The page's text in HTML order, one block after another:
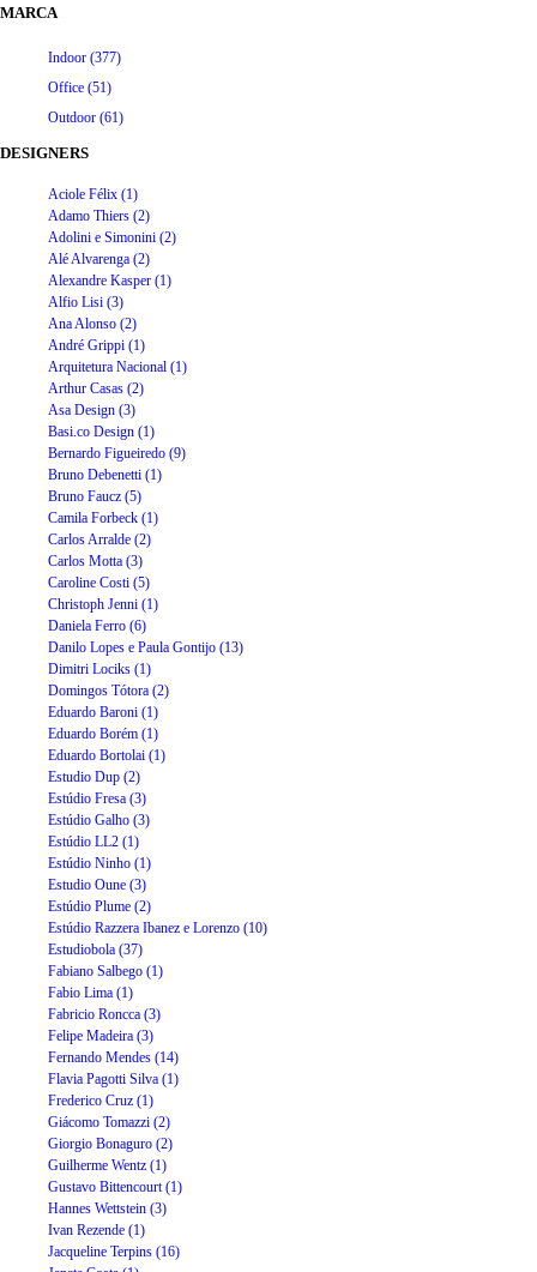
MARCA
Indoor (377)
Office (51)
Outdoor (61)
DESIGNERS
Aciole Félix (1)
Adamo Thiers (2)
Adolini e Simonini (2)
Alé Alvarenga (2)
Alexandre Kasper (1)
Alfio Lisi (3)
Ana Alonso (2)
André Grippi (1)
Arquitetura Nacional (1)
Arthur Casas (2)
Asa Design (3)
Basi.co Design (1)
Bernardo Figueiredo (9)
Bruno Debenetti (1)
Bruno Faucz (5)
Camila Forbeck (1)
Carlos Arralde (2)
Carlos Motta (3)
Caroline Costi (5)
Christoph Jenni (1)
Daniela Ferro (6)
Danilo Lopes e Paula Gontijo (13)
Dimitri Lociks (1)
Domingos Tótora (2)
Eduardo Baroni (1)
Eduardo Borém (1)
Eduardo Bortolai (1)
Estudio Dup (2)
Estúdio Fresa (3)
Estúdio Galho (3)
Estúdio LL2 (1)
Estúdio Ninho (1)
Estudio Oune (3)
Estúdio Plume (2)
Estúdio Razzera Ibanez e Lorenzo (10)
Estudiobola (37)
Fabiano Salbego (1)
Fabio Lima (1)
Fabricio Roncca (3)
Felipe Madeira (3)
Fernando Mendes (14)
Flavia Pagotti Silva (1)
Frederico Cruz (1)
Giácomo Tomazzi (2)
Giorgio Bonaguro (2)
Guilherme Wentz (1)
Gustavo Bittencourt (1)
Hannes Wettstein (3)
Ivan Rezende (1)
Jacqueline Terpins (16)